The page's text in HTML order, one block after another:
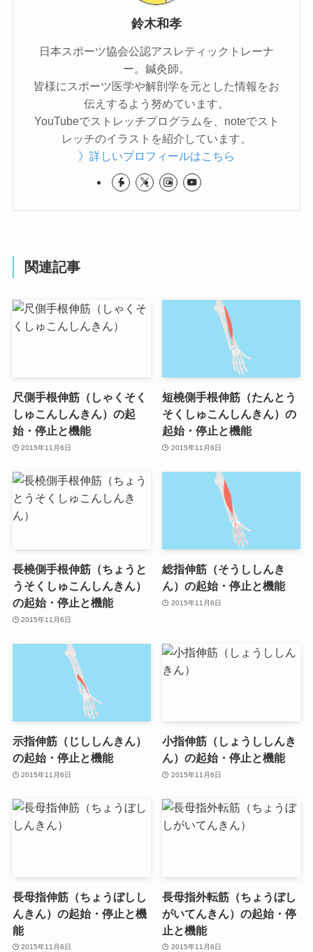
鈴木和孝
日本スポーツ協会公認アスレティックトレーナ
ー。鍼灸師。
皆様にスポーツ医学や解剖学を元とした情報をお
伝えするよう努めています。
YouTubeでストレッチプログラムを、noteでスト
レッチのイラストを紹介しています。
》詳しいプロフィールはこちら
関連記事
尺側手根伸筋（しゃくそく
しゅこんしんきん）の起
始・停止と機能
2015年11月6日
短橈側手根伸筋（たんとう
そくしゅこんしんきん）の
起始・停止と機能
2015年11月6日
長橈側手根伸筋（ちょうと
うそくしゅこんしんきん）
の起始・停止と機能
2015年11月6日
総指伸筋（そうししんき
ん）の起始・停止と機能
2015年11月6日
示指伸筋（じししんきん）
の起始・停止と機能
2015年11月6日
小指伸筋（しょうししんき
ん）の起始・停止と機能
2015年11月6日
長母指伸筋（ちょうぼしし
んきん）の起始・停止と機
能
2015年11月6日
長母指外転筋（ちょうぼし
がいてんきん）の起始・停
止と機能
2015年11月6日